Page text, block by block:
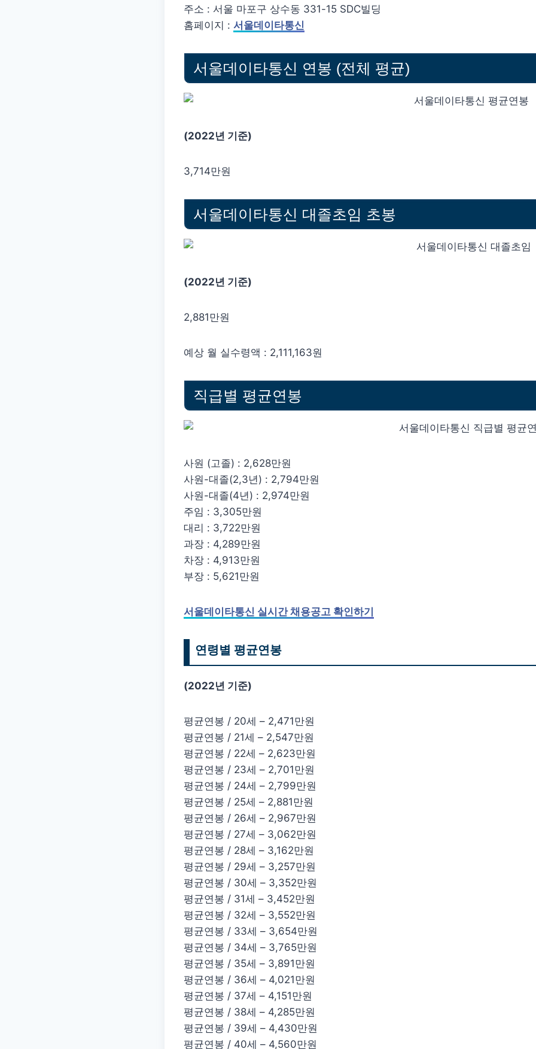
주소 : 서울 마포구 상수동 331-15 SDC빌딩
홈페이지 : 서울데이타통신
서울데이타통신 연봉 (전체 평균)
(2022년 기준)
3,714만원
서울데이타통신 대졸초임 초봉
(2022년 기준)
2,881만원
예상 월 실수령액 : 2,111,163원
직급별 평균연봉
사원 (고졸) : 2,628만원
사원-대졸(2,3년) : 2,794만원
사원-대졸(4년) : 2,974만원
주임 : 3,305만원
대리 : 3,722만원
과장 : 4,289만원
차장 : 4,913만원
부장 : 5,621만원
서울데이타통신 실시간 채용공고 확인하기
연령별 평균연봉
(2022년 기준)
평균연봉 / 20세 – 2,471만원
평균연봉 / 21세 – 2,547만원
평균연봉 / 22세 – 2,623만원
평균연봉 / 23세 – 2,701만원
평균연봉 / 24세 – 2,799만원
평균연봉 / 25세 – 2,881만원
평균연봉 / 26세 – 2,967만원
평균연봉 / 27세 – 3,062만원
평균연봉 / 28세 – 3,162만원
평균연봉 / 29세 – 3,257만원
평균연봉 / 30세 – 3,352만원
평균연봉 / 31세 – 3,452만원
평균연봉 / 32세 – 3,552만원
평균연봉 / 33세 – 3,654만원
평균연봉 / 34세 – 3,765만원
평균연봉 / 35세 – 3,891만원
평균연봉 / 36세 – 4,021만원
평균연봉 / 37세 – 4,151만원
평균연봉 / 38세 – 4,285만원
평균연봉 / 39세 – 4,430만원
평균연봉 / 40세 – 4,560만원